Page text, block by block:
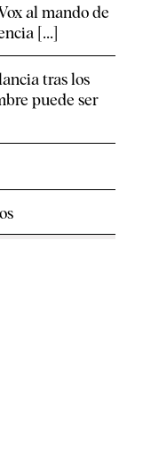
al mando de
[...]
tras los
puede ser